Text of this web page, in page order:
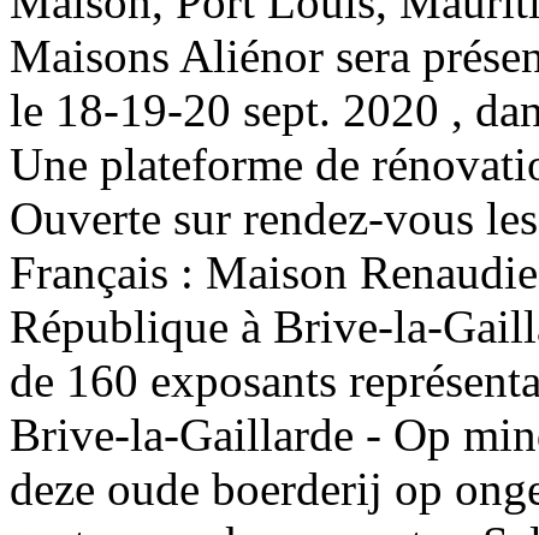
Maisons Aliénor sera
le 18-19-20 sept. 2020 ,
Une plateforme de
Ouverte sur rendez-vous
Français : Maison
République à Brive-la-
de 160 exposants
Brive-la-Gaillarde - Op
deze oude boerderij op